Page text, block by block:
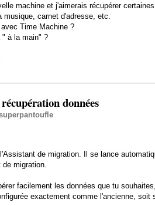
machine et j'aimerais récupérer
carnet d'adresse, etc.
Time Machine ?
" à la main" ?
données
de migration. Il se lance
migration.
facilement les données que tu
exactement comme l'ancienne,